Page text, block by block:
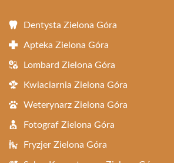
Dentysta Zielona Góra
Apteka Zielona Góra
Lombard Zielona Góra
Kwiaciarnia Zielona Góra
Weterynarz Zielona Góra
Fotograf Zielona Góra
Fryzjer Zielona Góra